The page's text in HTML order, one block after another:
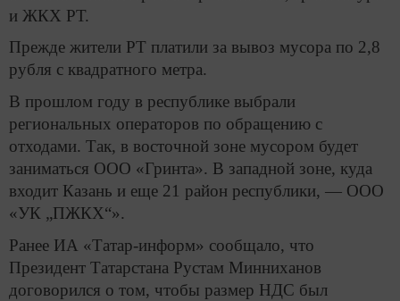
и ЖКХ РТ.
Прежде жители РТ платили за вывоз мусора по 2,8
рубля с квадратного метра.
В прошлом году в республике выбрали
региональных операторов по обращению с
отходами. Так, в восточной зоне мусором будет
заниматься ООО «Гринта». В западной зоне, куда
входит Казань и еще 21 район республики, — ООО
«УК „ПЖКХ“».
Ранее ИА «Татар-информ» сообщало, что
Президент Татарстана Рустам Минниханов
договорился о том, чтобы размер НДС был